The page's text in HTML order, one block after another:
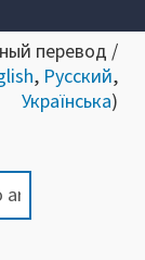
перевод /
, Русский,
Українська)